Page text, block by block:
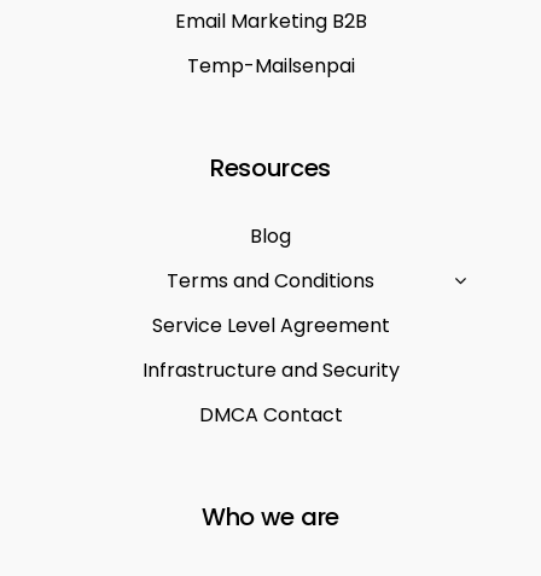
Email Marketing B2B
Temp-Mailsenpai
Resources
Blog
Terms and Conditions
Service Level Agreement
Infrastructure and Security
DMCA Contact
Who we are